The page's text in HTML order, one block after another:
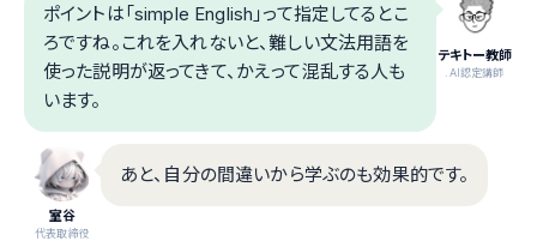
テキトー教師
.AI認定講師
ポイントは「simple English」って指定してるとこ
ろですね。これを入れないと、難しい文法用語を
使った説明が返ってきて、かえって混乱する人も
います。
室谷
代表取締役
あと、自分の間違いから学ぶのも効果的です。